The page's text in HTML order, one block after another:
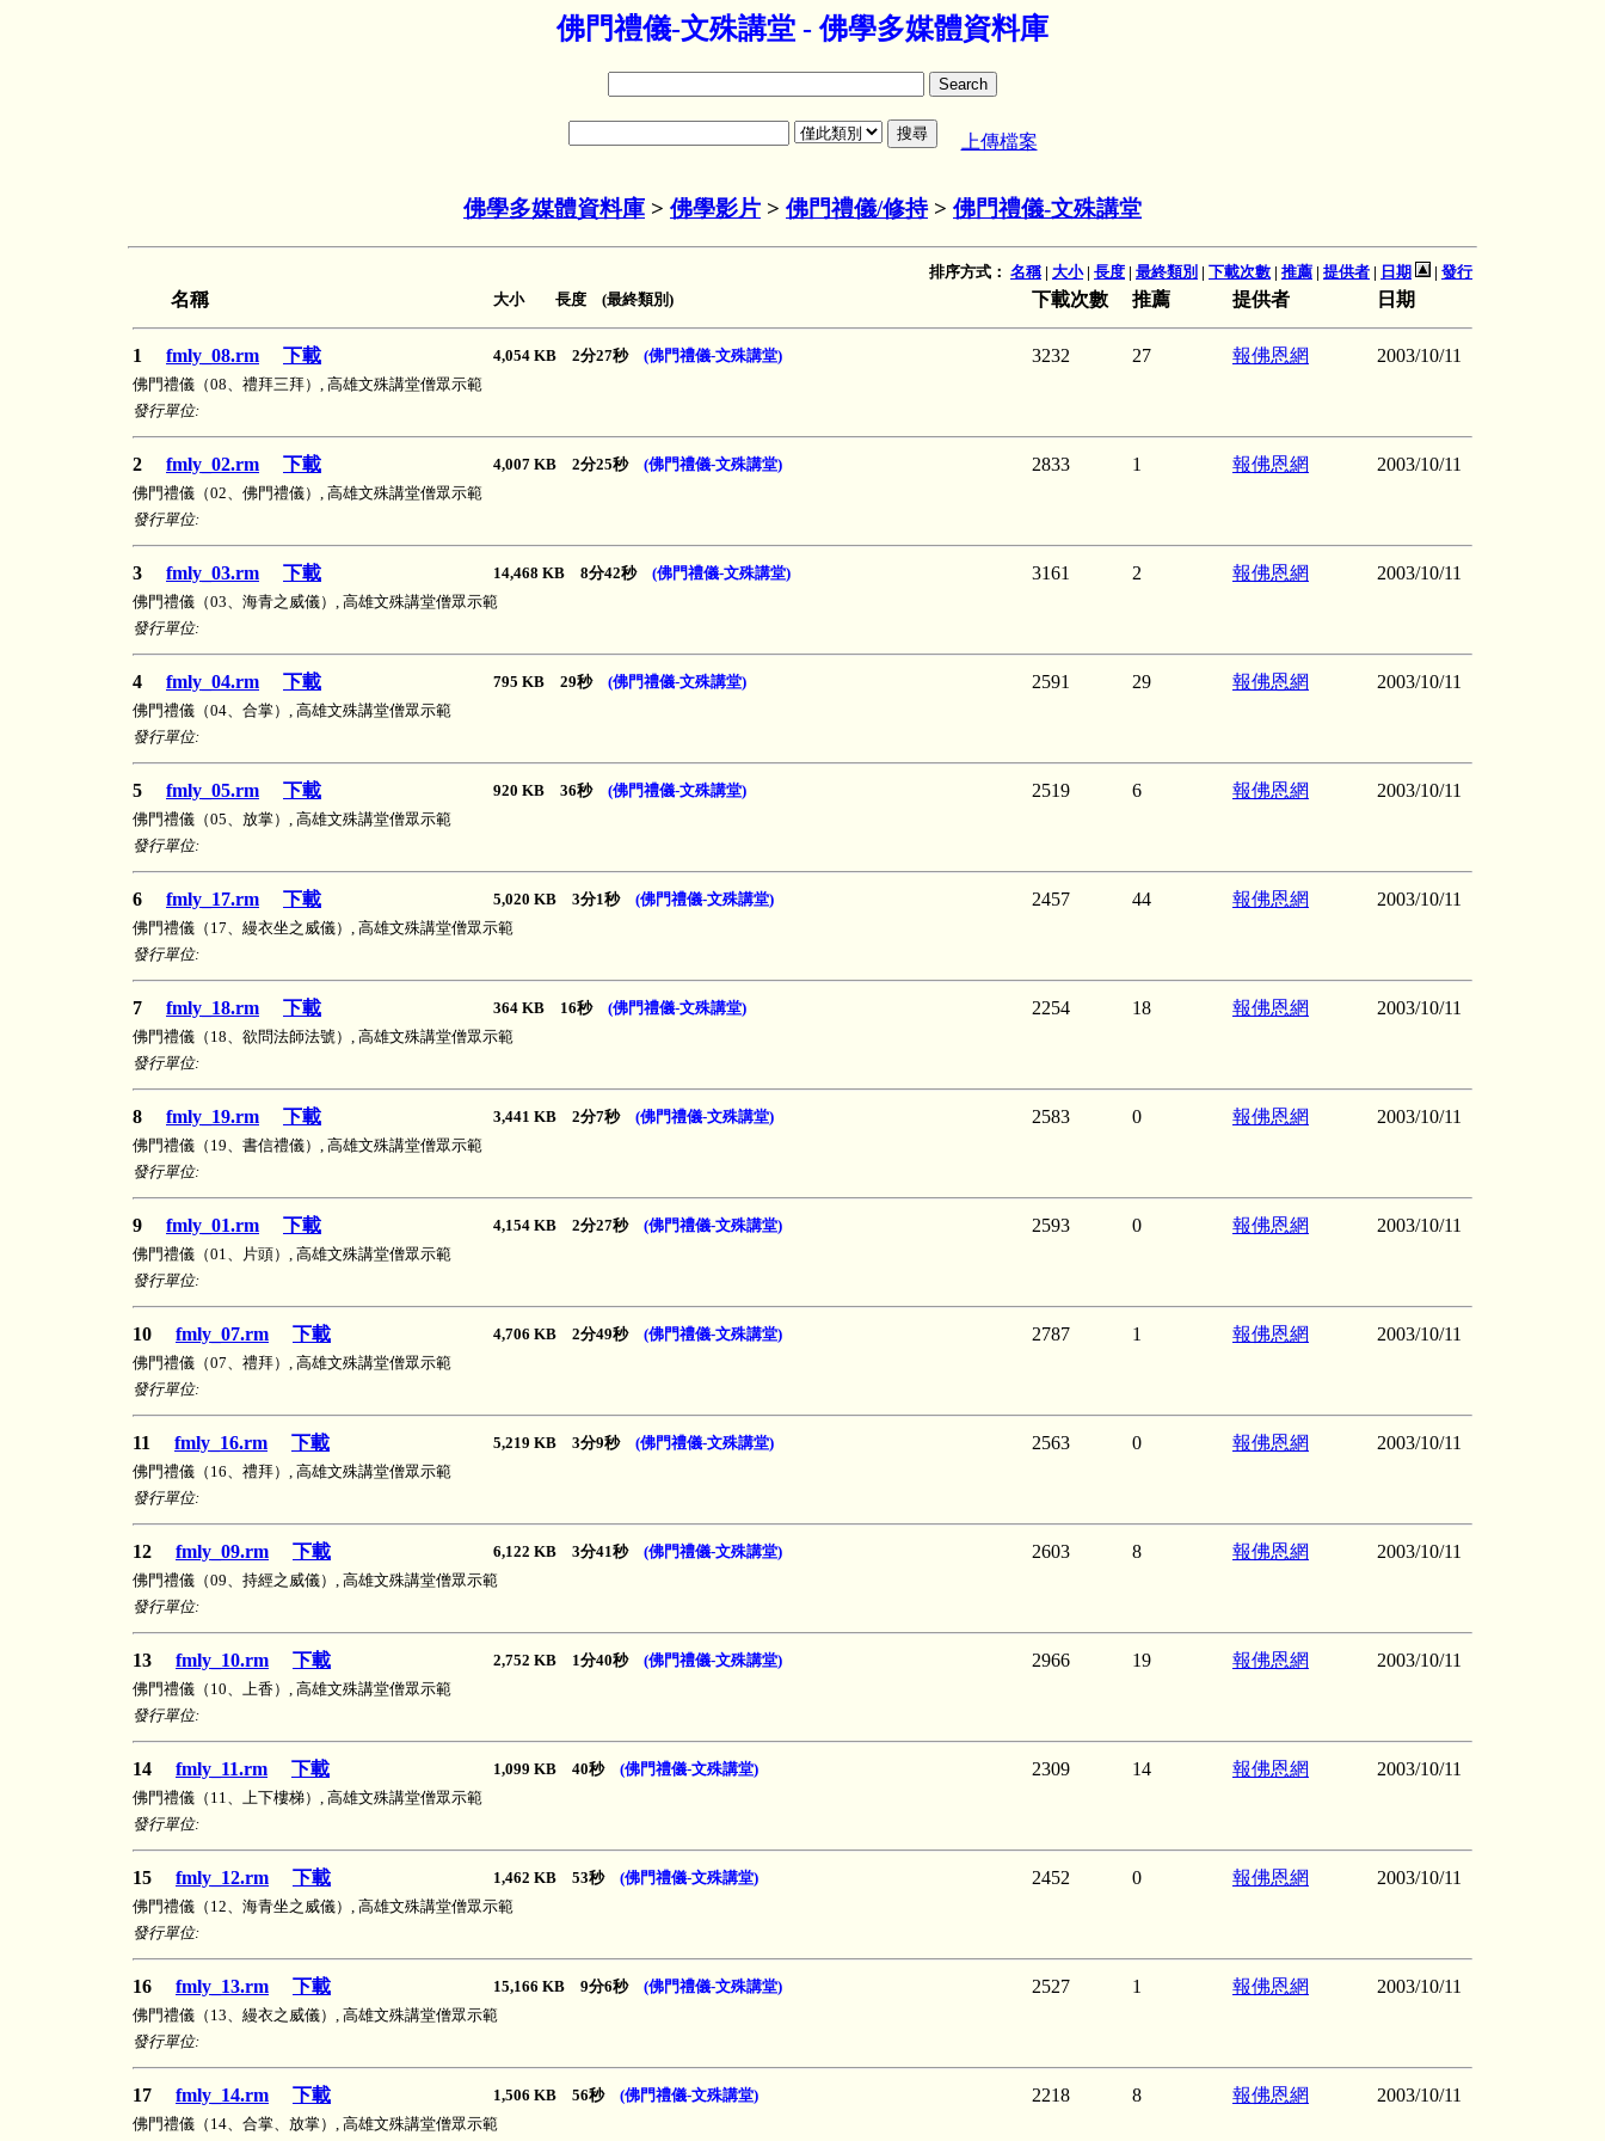
佛門禮儀-文殊講堂 - 佛學多媒體資料庫
上傳檔案
佛學多媒體資料庫 > 佛學影片 > 佛門禮儀/修持> 佛門禮儀-文殊講堂
排序方式： 名稱| 大小| 長度 | 最終類別 | 下載次數 | 推薦 | 提供者 | 日期 | 發行
名稱 大小 長度 (最終類別) 下載次數 推薦 提供者 日期
1 fmly_08.rm 下載 4,054 KB 2分27秒 (佛門禮儀-文殊講堂) 3232 27 報佛恩網 2003/10/11
佛門禮儀（08、禮拜三拜）, 高雄文殊講堂僧眾示範
發行單位:
2 fmly_02.rm 下載 4,007 KB 2分25秒 (佛門禮儀-文殊講堂) 2833 1 報佛恩網 2003/10/11
佛門禮儀（02、佛門禮儀）, 高雄文殊講堂僧眾示範
發行單位:
3 fmly_03.rm 下載 14,468 KB 8分42秒 (佛門禮儀-文殊講堂) 3161 2 報佛恩網 2003/10/11
佛門禮儀（03、海青之威儀）, 高雄文殊講堂僧眾示範
發行單位:
4 fmly_04.rm 下載 795 KB 29秒 (佛門禮儀-文殊講堂) 2591 29 報佛恩網 2003/10/11
佛門禮儀（04、合掌）, 高雄文殊講堂僧眾示範
發行單位:
5 fmly_05.rm 下載 920 KB 36秒 (佛門禮儀-文殊講堂) 2519 6 報佛恩網 2003/10/11
佛門禮儀（05、放掌）, 高雄文殊講堂僧眾示範
發行單位:
6 fmly_17.rm 下載 5,020 KB 3分1秒 (佛門禮儀-文殊講堂) 2457 44 報佛恩網 2003/10/11
佛門禮儀（17、縵衣坐之威儀）, 高雄文殊講堂僧眾示範
發行單位:
7 fmly_18.rm 下載 364 KB 16秒 (佛門禮儀-文殊講堂) 2254 18 報佛恩網 2003/10/11
佛門禮儀（18、欲問法師法號）, 高雄文殊講堂僧眾示範
發行單位:
8 fmly_19.rm 下載 3,441 KB 2分7秒 (佛門禮儀-文殊講堂) 2583 0 報佛恩網 2003/10/11
佛門禮儀（19、書信禮儀）, 高雄文殊講堂僧眾示範
發行單位:
9 fmly_01.rm 下載 4,154 KB 2分27秒 (佛門禮儀-文殊講堂) 2593 0 報佛恩網 2003/10/11
佛門禮儀（01、片頭）, 高雄文殊講堂僧眾示範
發行單位:
10 fmly_07.rm 下載 4,706 KB 2分49秒 (佛門禮儀-文殊講堂) 2787 1 報佛恩網 2003/10/11
佛門禮儀（07、禮拜）, 高雄文殊講堂僧眾示範
發行單位:
11 fmly_16.rm 下載 5,219 KB 3分9秒 (佛門禮儀-文殊講堂) 2563 0 報佛恩網 2003/10/11
佛門禮儀（16、禮拜）, 高雄文殊講堂僧眾示範
發行單位:
12 fmly_09.rm 下載 6,122 KB 3分41秒 (佛門禮儀-文殊講堂) 2603 8 報佛恩網 2003/10/11
佛門禮儀（09、持經之威儀）, 高雄文殊講堂僧眾示範
發行單位:
13 fmly_10.rm 下載 2,752 KB 1分40秒 (佛門禮儀-文殊講堂) 2966 19 報佛恩網 2003/10/11
佛門禮儀（10、上香）, 高雄文殊講堂僧眾示範
發行單位:
14 fmly_11.rm 下載 1,099 KB 40秒 (佛門禮儀-文殊講堂) 2309 14 報佛恩網 2003/10/11
佛門禮儀（11、上下樓梯）, 高雄文殊講堂僧眾示範
發行單位:
15 fmly_12.rm 下載 1,462 KB 53秒 (佛門禮儀-文殊講堂) 2452 0 報佛恩網 2003/10/11
佛門禮儀（12、海青坐之威儀）, 高雄文殊講堂僧眾示範
發行單位:
16 fmly_13.rm 下載 15,166 KB 9分6秒 (佛門禮儀-文殊講堂) 2527 1 報佛恩網 2003/10/11
佛門禮儀（13、縵衣之威儀）, 高雄文殊講堂僧眾示範
發行單位:
17 fmly_14.rm 下載 1,506 KB 56秒 (佛門禮儀-文殊講堂) 2218 8 報佛恩網 2003/10/11
佛門禮儀（14、合掌、放掌）, 高雄文殊講堂僧眾示範